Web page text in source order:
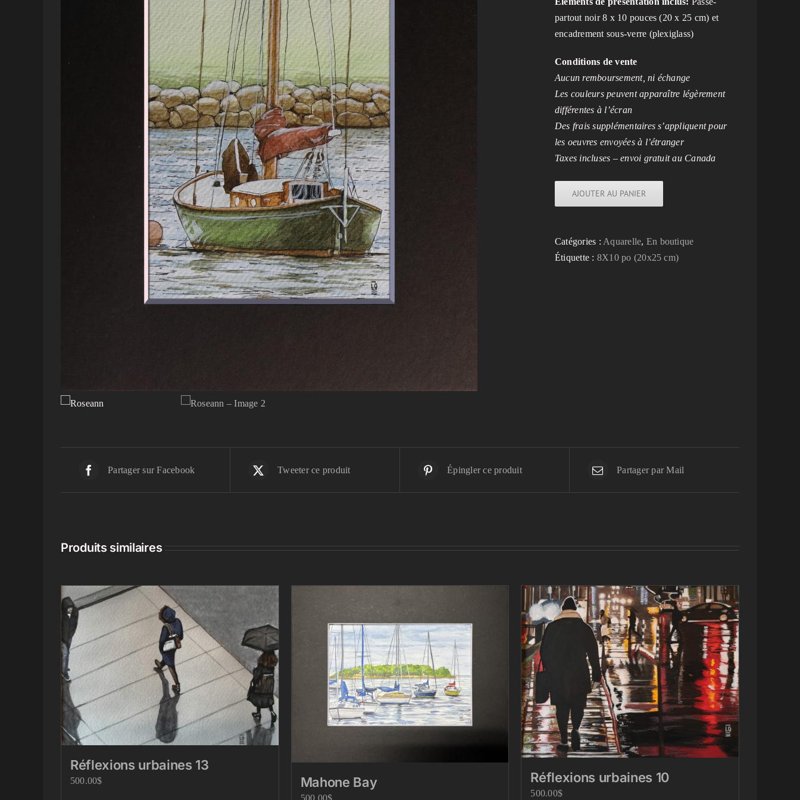
partout noir 8 x 10 pouces (20 x 25 cm) et
encadrement sous-verre (plexiglass)
Conditions de vente
Aucun remboursement, ni échange
Les couleurs peuvent apparaître légèrement
différentes à l’écran
Des frais supplémentaires s’appliquent pour
les oeuvres envoyées à l’étranger
Taxes incluses – envoi gratuit au Canada
AJOUTER AU PANIER
Catégories : Aquarelle, En boutique
Étiquette : 8X10 po (20x25 cm)
Partager sur Facebook Tweeter ce produit Épingler ce produit Partager par Mail
Produits similaires
Réflexions urbaines 13
500.00$ Mahone Bay
500.00$
Réflexions urbaines 10
500.00$